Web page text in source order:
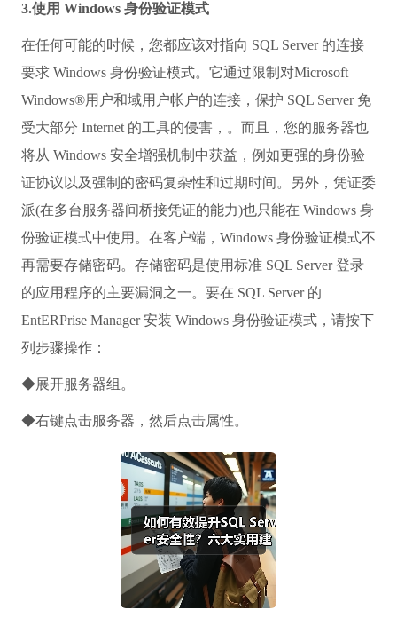
3.使用 Windows 身份验证模式
在任何可能的时候，您都应该对指向 SQL Server 的连接
要求 Windows 身份验证模式。它通过限制对Microsoft
Windows®用户和域用户帐户的连接，保护 SQL Server 免
受大部分 Internet 的工具的侵害，。而且，您的服务器也
将从 Windows 安全增强机制中获益，例如更强的身份验
证协议以及强制的密码复杂性和过期时间。另外，凭证委
派(在多台服务器间桥接凭证的能力)也只能在 Windows 身
份验证模式中使用。在客户端，Windows 身份验证模式不
再需要存储密码。存储密码是使用标准 SQL Server 登录
的应用程序的主要漏洞之一。要在 SQL Server 的
EntERPrise Manager 安装 Windows 身份验证模式，请按下
列步骤操作：
◆展开服务器组。
◆右键点击服务器，然后点击属性。